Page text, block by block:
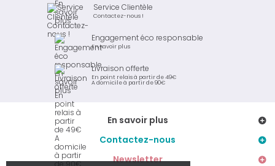
Service Clientèle
Contactez-nous !
Engagement éco responsable
En savoir plus
Livraison offerte
En point relais à partir de 49€
A domicile à partir de 90€
En savoir plus
Contactez-nous
Newsletter